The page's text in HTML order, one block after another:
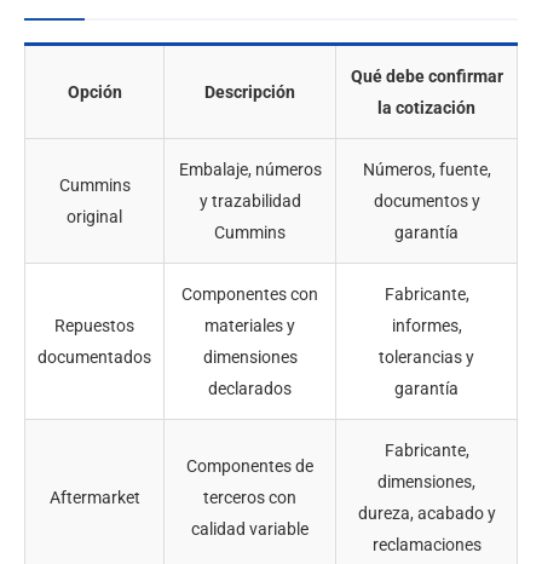
Opción Descripción
Qué debe confirmar
la cotización
Cummins
original
Embalaje, números
y trazabilidad
Cummins
Números, fuente,
documentos y
garantía
Repuestos
documentados
Componentes con
materiales y
dimensiones
declarados
Fabricante,
informes,
tolerancias y
garantía
Aftermarket
Componentes de
terceros con
calidad variable
Fabricante,
dimensiones,
dureza, acabado y
reclamaciones